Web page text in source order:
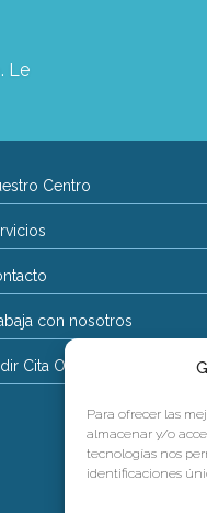
Para ofrecer las
almacenar y/o
tecnologías nos
identificaciones
Le
Centro
con nosotros
Cita Online